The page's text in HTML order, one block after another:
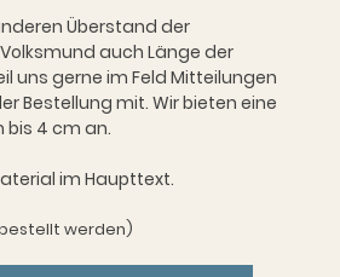
Überstand der
auch Länge der
uns gerne im Feld Mitteilungen
Bestellung mit. Wir bieten eine
bis 4 cm an.
im Haupttext.
werden)